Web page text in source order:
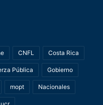
CNFL Costa Rica
Pública Gobierno
mopt Nacionales